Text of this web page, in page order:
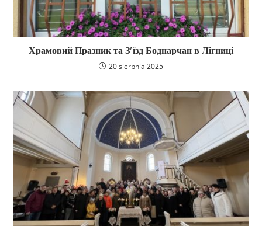
Храмовий Празник та З′їзд Боднарчан в Лігниці
20 sierpnia 2025